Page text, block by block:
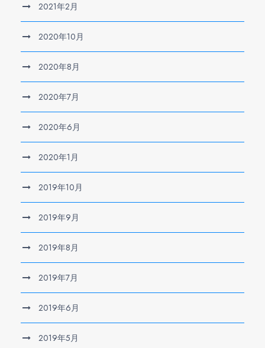
2021年2月
2020年10月
2020年8月
2020年7月
2020年6月
2020年1月
2019年10月
2019年9月
2019年8月
2019年7月
2019年6月
2019年5月